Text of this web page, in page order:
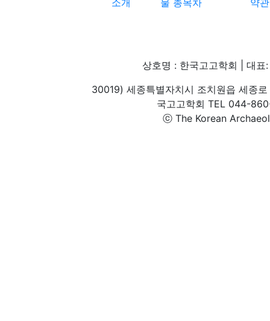
소개
물 총목차
약관
상호명 : 한국고고학회 | 대
30019) 세종특별자치시 조치원읍 세종
국고고학회 TEL 044-
ⓒ The Korean